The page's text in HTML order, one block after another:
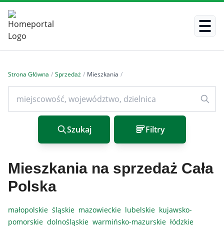
Strona Główna / Sprzedaż / Mieszkania /
Szukaj Filtry
Mieszkania na sprzedaż Cała
Polska
małopolskie śląskie mazowieckie lubelskie kujawsko-
pomorskie dolnośląskie warmińsko-mazurskie łódzkie